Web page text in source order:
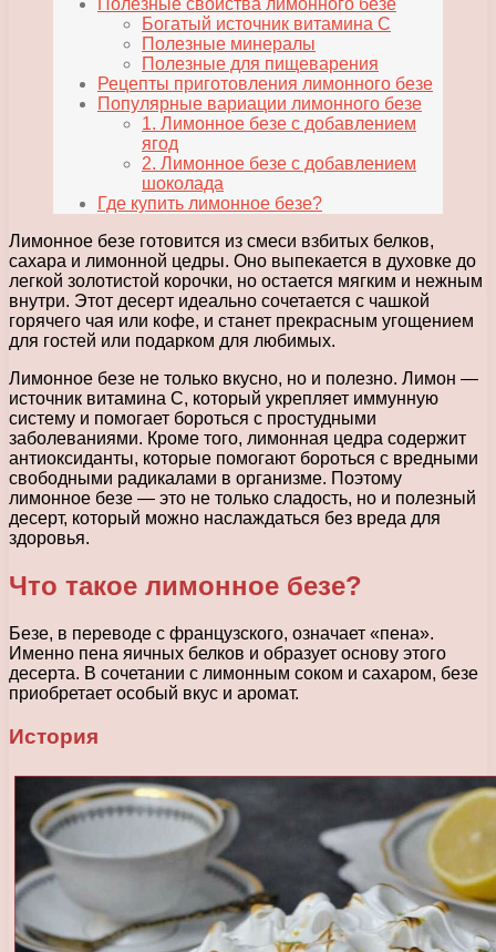
Полезные свойства лимонного безе
Богатый источник витамина C
Полезные минералы
Полезные для пищеварения
Рецепты приготовления лимонного безе
Популярные вариации лимонного безе
1. Лимонное безе с добавлением
ягод
2. Лимонное безе с добавлением
шоколада
Где купить лимонное безе?
Лимонное безе готовится из смеси взбитых белков,
сахара и лимонной цедры. Оно выпекается в духовке до
легкой золотистой корочки, но остается мягким и нежным
внутри. Этот десерт идеально сочетается с чашкой
горячего чая или кофе, и станет прекрасным угощением
для гостей или подарком для любимых.
Лимонное безе не только вкусно, но и полезно. Лимон —
источник витамина C, который укрепляет иммунную
систему и помогает бороться с простудными
заболеваниями. Кроме того, лимонная цедра содержит
антиоксиданты, которые помогают бороться с вредными
свободными радикалами в организме. Поэтому
лимонное безе — это не только сладость, но и полезный
десерт, который можно наслаждаться без вреда для
здоровья.
Что такое лимонное безе?
Безе, в переводе с французского, означает «пена».
Именно пена яичных белков и образует основу этого
десерта. В сочетании с лимонным соком и сахаром, безе
приобретает особый вкус и аромат.
История